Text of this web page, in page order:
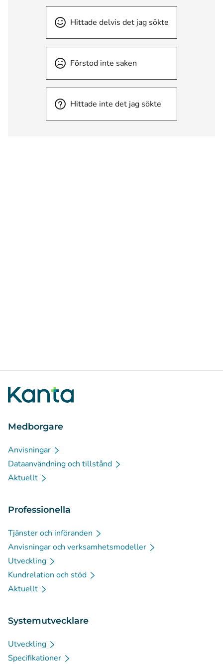
Hittade delvis det jag sökte
Förstod inte saken
Hittade inte det jag sökte
Medborgare
Anvisningar
Dataanvändning och tillstånd
Aktuellt
Professionella
Tjänster och införanden
Anvisningar och verksamhetsmodeller
Utveckling
Kundrelation och stöd
Aktuellt
Systemutvecklare
Utveckling
Specifikationer